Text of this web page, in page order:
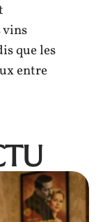
vins
que les
entre